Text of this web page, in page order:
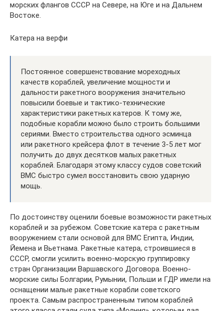
морских флангов СССР на Севере, на Юге и на Дальнем
Востоке.
Катера на верфи
Постоянное совершенствование мореходных
качеств кораблей, увеличение мощности и
дальности ракетного вооружения значительно
повысили боевые и тактико-технические
характеристики ракетных катеров. К тому же,
подобные корабли можно было строить большими
сериями. Вместо строительства одного эсминца
или ракетного крейсера флот в течение 3-5 лет мог
получить до двух десятков малых ракетных
кораблей. Благодаря этому классу судов советский
ВМС быстро сумел восстановить свою ударную
мощь.
По достоинству оценили боевые возможности ракетных
кораблей и за рубежом. Советские катера с ракетным
вооружением стали основой для ВМС Египта, Индии,
Йемена и Вьетнама. Ракетные катера, строившиеся в
СССР, смогли усилить военно-морскую группировку
стран Организации Варшавского Договора. Военно-
морские силы Болгарии, Румынии, Польши и ГДР имели на
оснащении малые ракетные корабли советского
проекта. Самым распространенным типом кораблей